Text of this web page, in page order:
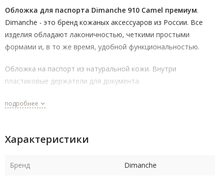
Обложка для паспорта Dimanche 910 Camel премиум.
Dimanche - это бренд кожаных аксессуаров из России. Все
изделия обладают лаконичностью, четкими простыми
формами и, в то же время, удобной функциональностью.
Обложка на паспорт из натуральной кожи. Внутри
пластиковые держатели для документа.
подробнее
Характеристики
Бренд Dimanche